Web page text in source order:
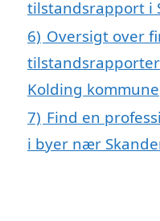
tilstandsrapport i
6) Oversigt over
Kolding kommune
7) Find en
i byer nær